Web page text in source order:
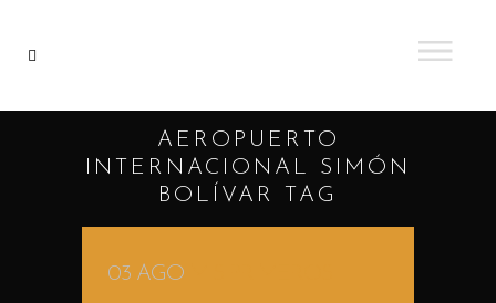
AEROPUERTO
INTERNACIONAL SIMÓN
BOLÍVAR TAG
03 AGO